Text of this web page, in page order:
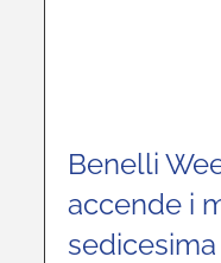
Benelli
accende i